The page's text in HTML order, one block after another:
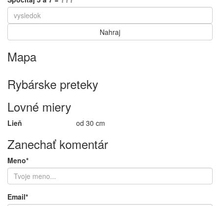
Mapa
Rybárske preteky
Lovné miery
Lieň od 30 cm
Zanechať komentár
Meno*
Email*